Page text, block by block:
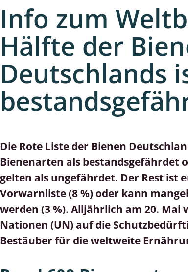
und Resedakäfer
wirbellose Meerestiere
Kernkäfer und
Farn- und
Limnische
Limnische
Marine Makroalgen
Moose
Zieralgen
Info zum
Hälfte der
Deutschlands
Die Rote Liste der Bienen
Bienenarten als bestandsgefährdet
gelten als ungefährdet. Der Rest ist
Vorwarnliste (8 %) oder kann
werden (3 %). Alljährlich am 20.
Nationen (UN) auf die
Bestäuber für die weltweite